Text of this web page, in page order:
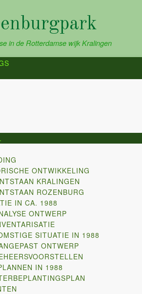
in de Rotterdamse wijk Kralingen
ONTWIKKELING
KRALINGEN
ROZENBURG
IN CA. 1988
ONTWERP
SITUATIE IN 1988
ONTWERP
IN 1988